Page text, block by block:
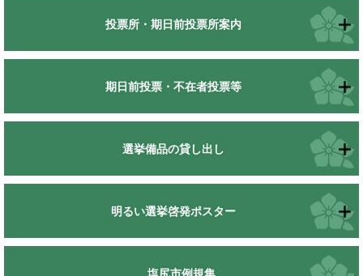
投票所・期日前投票所案内
期日前投票・不在者投票等
選挙備品の貸し出し
明るい選挙啓発ポスター
塩尻市例規集